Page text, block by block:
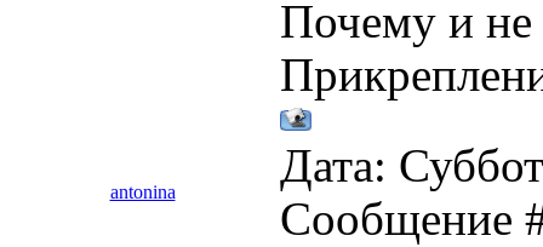
Почему и не
antonina
Дата:
Сообщение